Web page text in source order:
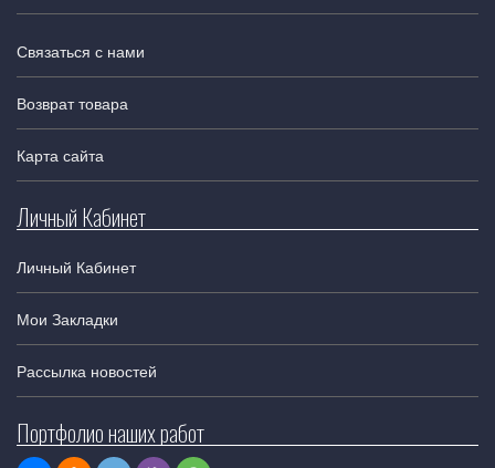
Связаться с нами
Возврат товара
Карта сайта
Личный Кабинет
Личный Кабинет
Мои Закладки
Рассылка новостей
Портфолио наших работ